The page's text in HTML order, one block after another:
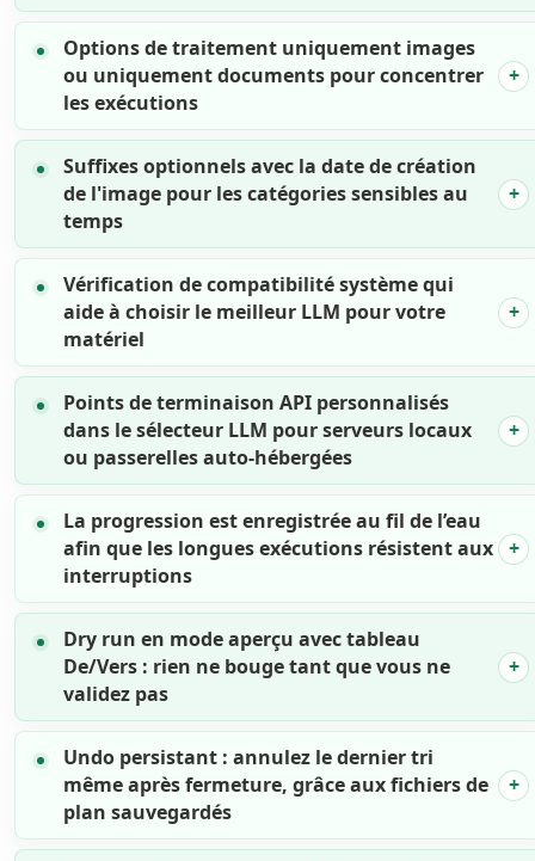
Options de traitement uniquement images
ou uniquement documents pour concentrer
les exécutions
Suffixes optionnels avec la date de création
de l'image pour les catégories sensibles au
temps
Vérification de compatibilité système qui
aide à choisir le meilleur LLM pour votre
matériel
Points de terminaison API personnalisés
dans le sélecteur LLM pour serveurs locaux
ou passerelles auto-hébergées
La progression est enregistrée au fil de l’eau
afin que les longues exécutions résistent aux
interruptions
Dry run en mode aperçu avec tableau
De/Vers : rien ne bouge tant que vous ne
validez pas
Undo persistant : annulez le dernier tri
même après fermeture, grâce aux fichiers de
plan sauvegardés